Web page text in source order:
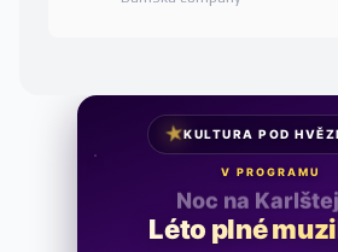
★KULTURA POD
V PROGRAMU
Noc na
Léto plné